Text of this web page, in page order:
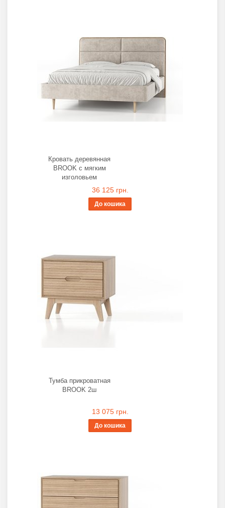
Кровать деревянная
BROOK с мягким
изголовьем
36 125 грн.
До кошика
Тумба прикроватная
BROOK 2ш
13 075 грн.
До кошика